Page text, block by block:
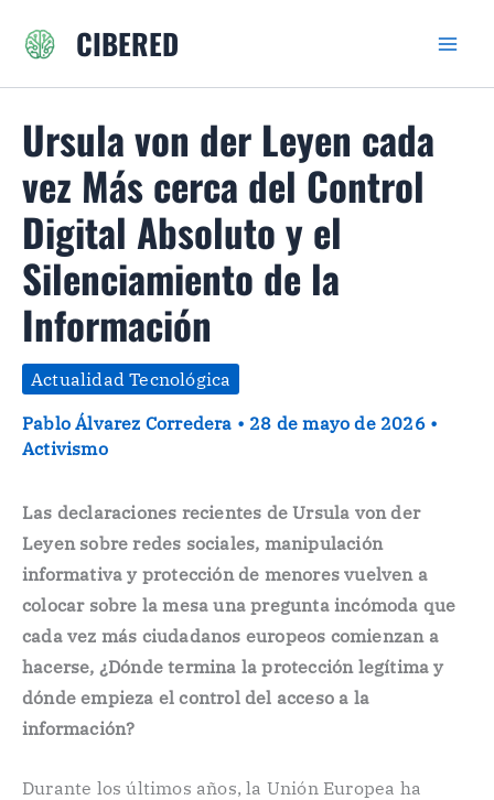
CIBERED
Ursula von der Leyen cada
vez Más cerca del Control
Digital Absoluto y el
Silenciamiento de la
Información
Actualidad Tecnológica
Pablo Álvarez Corredera • 28 de mayo de 2026 •
Activismo
Las declaraciones recientes de Ursula von der
Leyen sobre redes sociales, manipulación
informativa y protección de menores vuelven a
colocar sobre la mesa una pregunta incómoda que
cada vez más ciudadanos europeos comienzan a
hacerse, ¿Dónde termina la protección legítima y
dónde empieza el control del acceso a la
información?
Durante los últimos años, la Unión Europea ha